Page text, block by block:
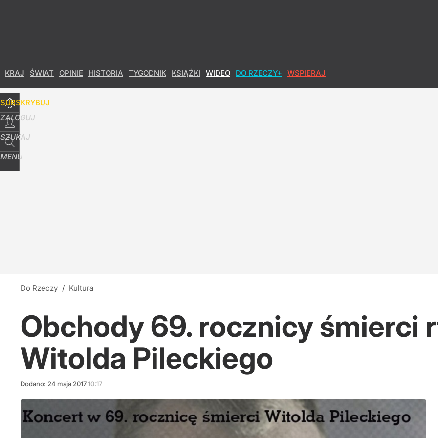
KRAJ ŚWIAT OPINIE HISTORIA TYGODNIK KSIĄŻKI WIDEO DO RZECZY+ WSPIERAJ
SUBSKRYBUJ
ZALOGUJ
SZUKAJ
MENU
Do Rzeczy / Kultura
Obchody 69. rocznicy śmierci
Witolda Pileckiego
Dodano: 24 maja 201710:17